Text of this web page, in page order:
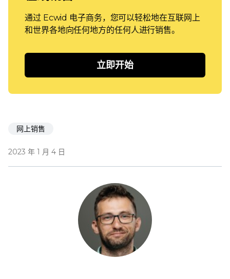
通过 Ecwid 电子商务，您可以轻松地在互联网上
和世界各地向任何地方的任何人进行销售。
立即开始
网上销售
2023 年 1 月 4 日